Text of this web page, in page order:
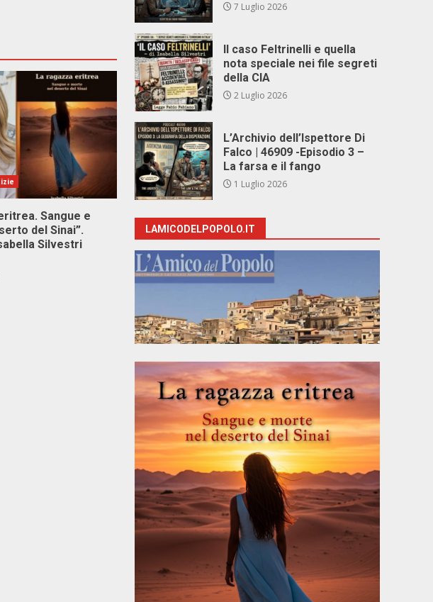
Sangue e
del Sinai”.
Silvestri
7 Luglio 2026
Il caso Feltrinelli e quella
nota speciale nei file segreti
della CIA
2 Luglio 2026
L’Archivio dell’Ispettore Di
Falco | 46909 -Episodio 3 –
La farsa e il fango
1 Luglio 2026
LAMICODELPOPOLO.IT